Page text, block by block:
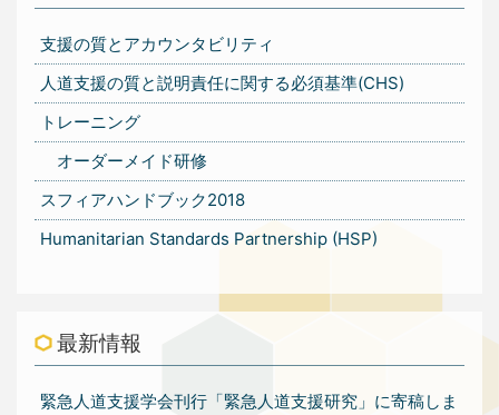
支援の質とアカウンタビリティ
人道支援の質と説明責任に関する必須基準(CHS)
トレーニング
オーダーメイド研修
スフィアハンドブック2018
Humanitarian Standards Partnership (HSP)
最新情報
緊急人道支援学会刊行「緊急人道支援研究」に寄稿しま